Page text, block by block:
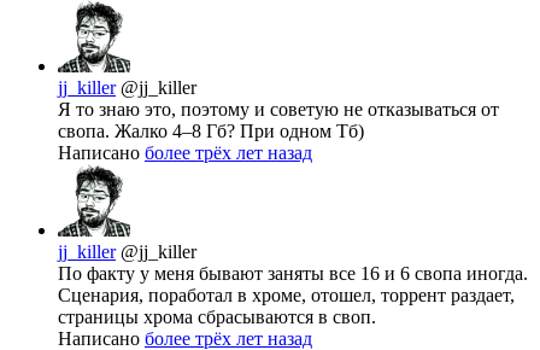
jj_killer @jj_killer
Я то знаю это, поэтому и советую не отказываться от
свопа. Жалко 4–8 Гб? При одном Тб)
Написано более трёх лет назад
jj_killer @jj_killer
По факту у меня бывают заняты все 16 и 6 свопа иногда.
Сценария, поработал в хроме, отошел, торрент раздает,
страницы хрома сбрасываются в своп.
Написано более трёх лет назад